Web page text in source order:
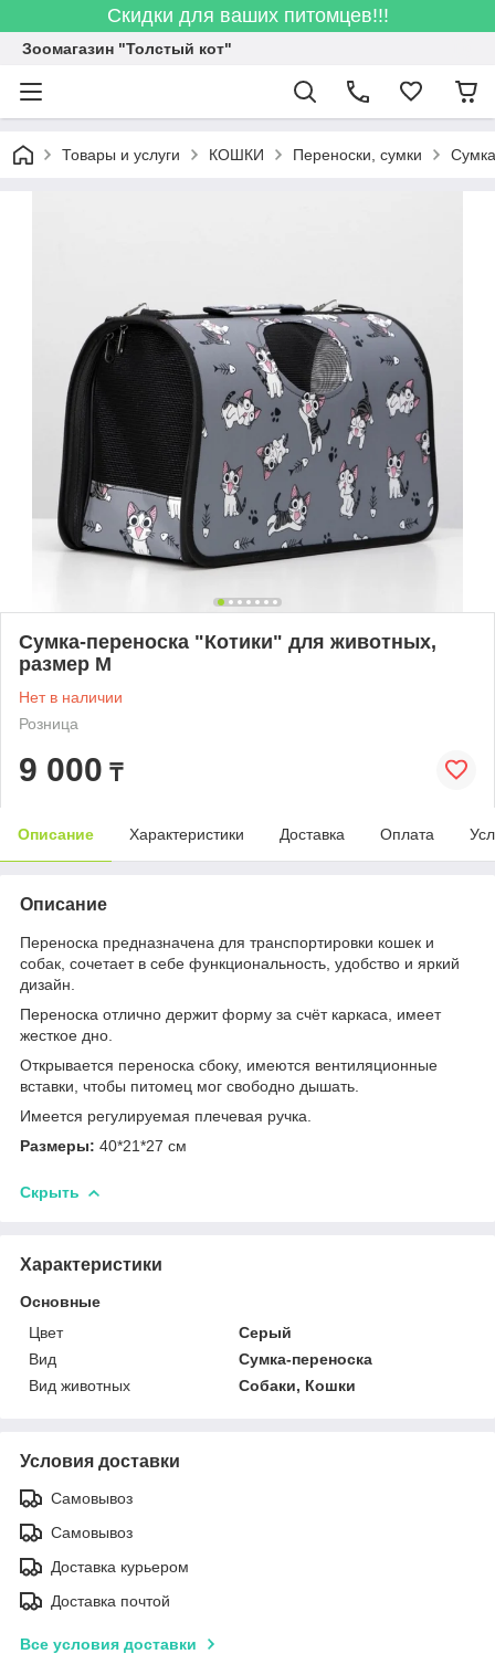
Скидки для ваших питомцев!!!
Зоомагазин "Толстый кот"
Товары и услуги КОШКИ Переноски, сумки
Сумка-переноска "Котики" для животных,
размер М
Нет в наличии
Розница
9 000 ₸
Описание Характеристики Доставка Оплата
Описание
Переноска предназначена для транспортировки кошек и
собак, сочетает в себе функциональность, удобство и яркий
дизайн.
Переноска отлично держит форму за счёт каркаса, имеет
жесткое дно.
Открывается переноска сбоку, имеются вентиляционные
вставки, чтобы питомец мог свободно дышать.
Имеется регулируемая плечевая ручка.
Размеры: 40*21*27 см
Скрыть
Характеристики
Основные
Цвет
Серый
Вид
Сумка-переноска
Вид животных
Собаки, Кошки
Условия доставки
Самовывоз
Самовывоз
Доставка курьером
Доставка почтой
Все условия доставки